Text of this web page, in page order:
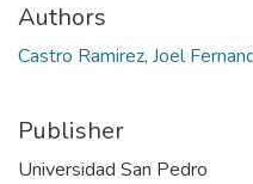
Authors
Castro Ramirez, Joel
Publisher
Universidad San Pedro